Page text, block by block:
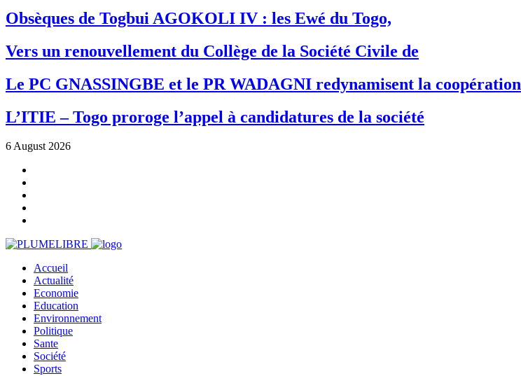
Obsèques de Togbui AGOKOLI IV : les Ewé du Togo,
Vers un renouvellement du Collège de la Société Civile de
Le PC GNASSINGBE et le PR WADAGNI redynamisent la coopération
L’ITIE – Togo proroge l’appel à candidatures de la société
6 August 2026
Accueil
Actualité
Economie
Education
Environnement
Politique
Sante
Société
Sports